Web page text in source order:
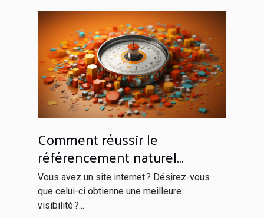
Comment réussir le
référencement naturel
efficacement ?
Vous avez un site internet ? Désirez-vous
que celui-ci obtienne une meilleure
visibilité ?...